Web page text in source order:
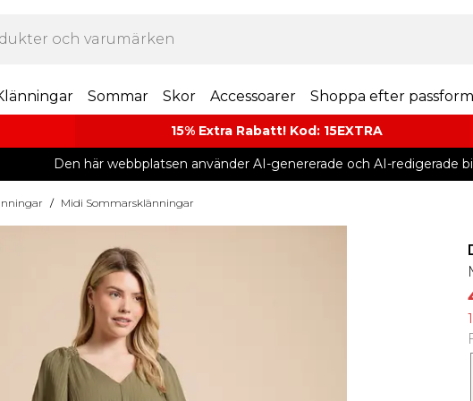
Sommar Skor Accessoarer Shoppa efter passform
15% Extra Rabatt! Kod: 15EXTRA
Den här webbplatsen använder AI-genererade och AI-redigerade
/ Midi Sommarsklänningar